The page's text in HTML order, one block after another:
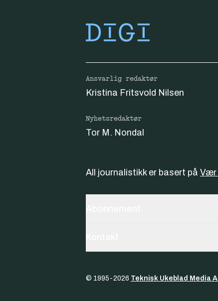
Ansvarlig redaktør
Kristina Fritsvold Nilsen
Nyhetsredaktør
Tor M. Nondal
All journalistikk er basert på Vær
© 1995-2026 Teknisk Ukeblad Media